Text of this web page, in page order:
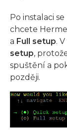
Po instalaci
chcete
a Full setup.
setup,
spuštění a
později.